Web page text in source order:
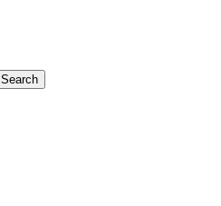
Search